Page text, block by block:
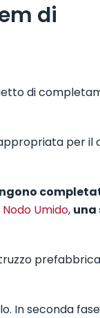
di
di
per
Umido,
In seconda